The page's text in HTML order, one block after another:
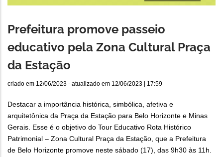
Prefeitura promove passeio
educativo pela Zona Cultural Praça
da Estação
criado em 12/06/2023 - atualizado em 12/06/2023 | 17:59
Destacar a importância histórica, simbólica, afetiva e
arquitetônica da Praça da Estação para Belo Horizonte e Minas
Gerais. Esse é o objetivo do Tour Educativo Rota Histórico
Patrimonial – Zona Cultural Praça da Estação, que a Prefeitura
de Belo Horizonte promove neste sábado (17), das 9h30 às 11h.